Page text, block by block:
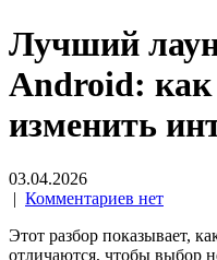
Лучший
Android:
изменить
03.04.2026
| Комментариев нет
Этот разбор показывает,
отличаются, чтобы выбор